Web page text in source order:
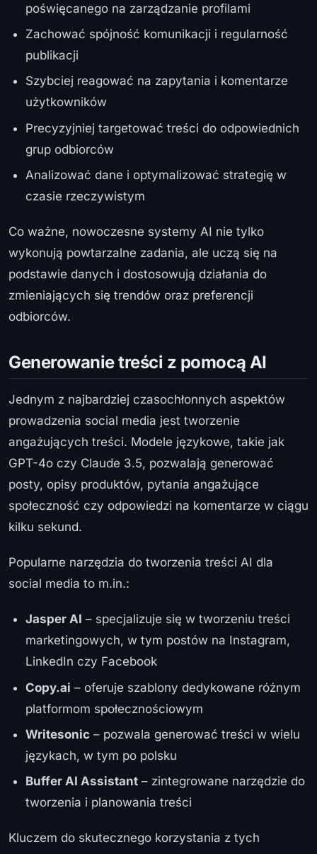
poświęcanego na zarządzanie profilami
Zachować spójność komunikacji i regularność
publikacji
Szybciej reagować na zapytania i komentarze
użytkowników
Precyzyjniej targetować treści do odpowiednich
grup odbiorców
Analizować dane i optymalizować strategię w
czasie rzeczywistym
Co ważne, nowoczesne systemy AI nie tylko
wykonują powtarzalne zadania, ale uczą się na
podstawie danych i dostosowują działania do
zmieniających się trendów oraz preferencji
odbiorców.
Generowanie treści z pomocą AI
Jednym z najbardziej czasochłonnych aspektów
prowadzenia social media jest tworzenie
angażujących treści. Modele językowe, takie jak
GPT-4o czy Claude 3.5, pozwalają generować
posty, opisy produktów, pytania angażujące
społeczność czy odpowiedzi na komentarze w ciągu
kilku sekund.
Popularne narzędzia do tworzenia treści AI dla
social media to m.in.:
Jasper AI – specjalizuje się w tworzeniu treści
marketingowych, w tym postów na Instagram,
LinkedIn czy Facebook
Copy.ai – oferuje szablony dedykowane różnym
platformom społecznościowym
Writesonic – pozwala generować treści w wielu
językach, w tym po polsku
Buffer AI Assistant – zintegrowane narzędzie do
tworzenia i planowania treści
Kluczem do skutecznego korzystania z tych